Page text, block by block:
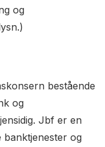
og
bestående
og
Jbf er en
og